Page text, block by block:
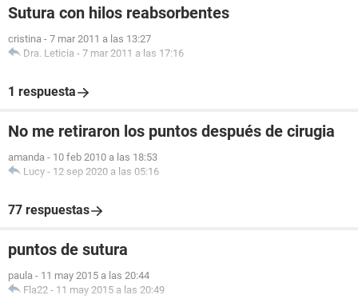
Sutura con hilos reabsorbentes
cristina - 7 mar 2011 a las 13:27
Dra. Leticia - 7 mar 2011 a las 17:16
1 respuesta
No me retiraron los puntos después de cirugia
amanda - 10 feb 2010 a las 18:53
Lucy - 12 sep 2020 a las 05:16
77 respuestas
puntos de sutura
paula - 11 may 2015 a las 20:44
Fla22 - 11 may 2015 a las 20:49